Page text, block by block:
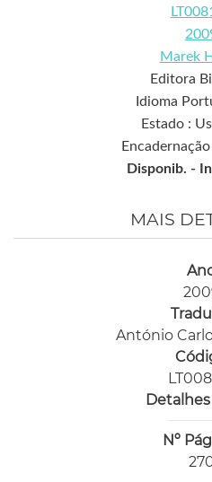
Marek
Editora
Idioma
Estado :
Disponib. -
MAIS
António
Nº